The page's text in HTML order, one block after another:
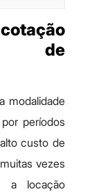
de
modalidade
períodos
custo de
vezes
a locação